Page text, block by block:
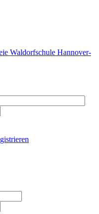
Waldorfschule Hannover-